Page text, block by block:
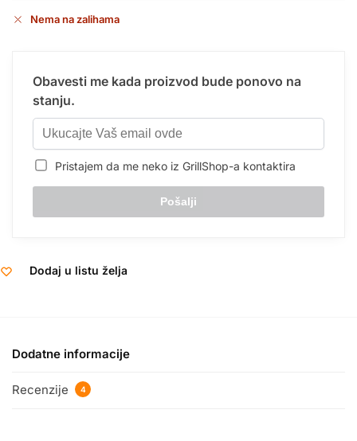
Nema na zalihama
Obavesti me kada proizvod bude ponovo na
stanju.
Pristajem da me neko iz GrillShop-a kontaktira
Dodaj u listu želja
Dodatne informacije
Recenzije 4